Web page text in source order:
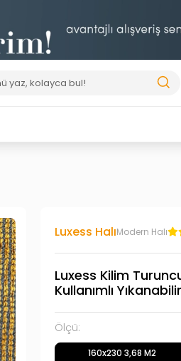
Luxess HalıModern Halı
Luxess Kilim
Kullanımlı
Ölçü:
160x230 3,68 M2